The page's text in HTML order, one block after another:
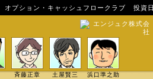
オプション・キャッシュフロークラブ
投資
エンジュク株式会
社
斉藤正章 土屋賢三 浜口準之助